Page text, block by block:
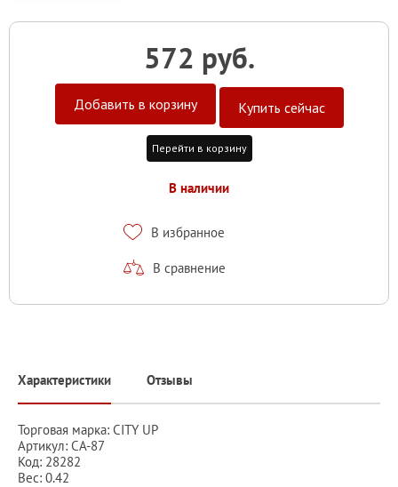
572 руб.
Добавить в корзину Купить сейчас
Перейти в корзину
В наличии
В избранное
В сравнение
Характеристики Отзывы
Торговая марка: CITY UP
Артикул: СА-87
Код: 28282
Вес: 0.42